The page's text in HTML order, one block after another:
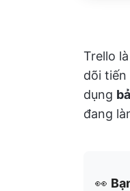
Trello
dõi tiến
dụng
đang
👀